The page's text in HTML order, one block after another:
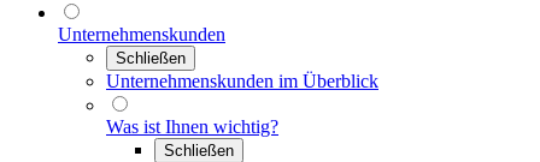
Unternehmenskunden
Schließen
Unternehmenskunden im Überblick
Was ist Ihnen wichtig?
Schließen